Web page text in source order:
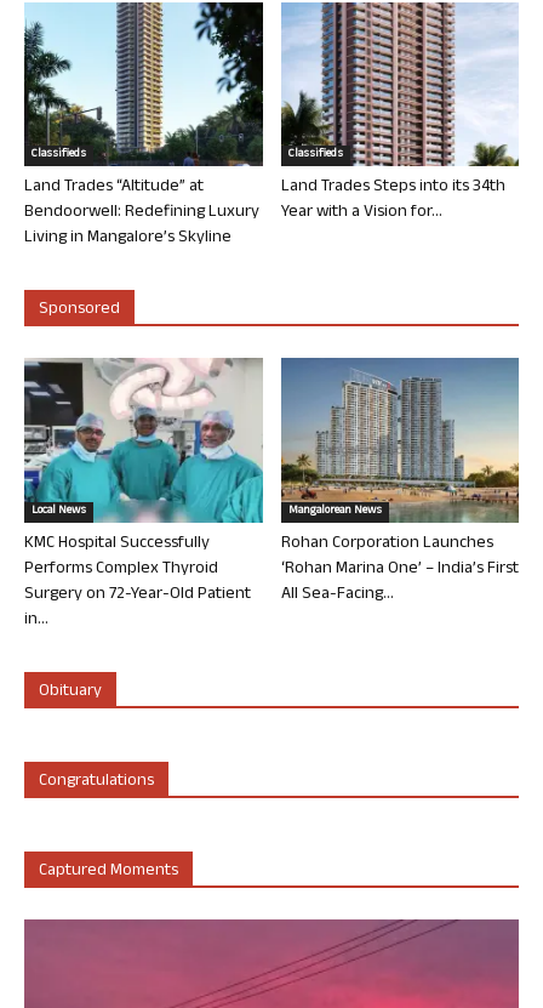
Classifieds
Land Trades “Altitude” at
Bendoorwell: Redefining Luxury
Living in Mangalore’s Skyline
Classifieds
Land Trades Steps into its 34th
Year with a Vision for...
Sponsored
Local News
KMC Hospital Successfully
Performs Complex Thyroid
Surgery on 72-Year-Old Patient
in...
Mangalorean News
Rohan Corporation Launches
‘Rohan Marina One’ – India’s First
All Sea-Facing...
Obituary
Congratulations
Captured Moments